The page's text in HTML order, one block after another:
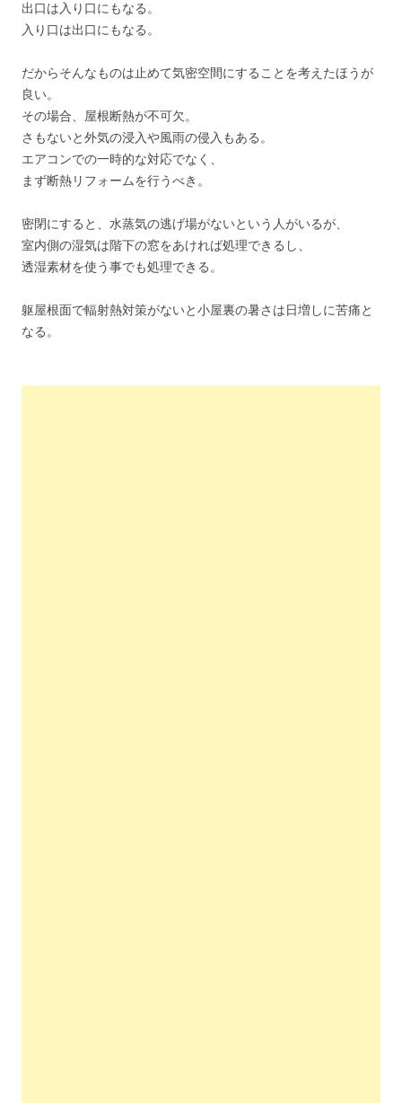
出口は入り口にもなる。
入り口は出口にもなる。
だからそんなものは止めて気密空間にすることを考えたほうが
良い。
その場合、屋根断熱が不可欠。
さもないと外気の浸入や風雨の侵入もある。
エアコンでの一時的な対応でなく、
まず断熱リフォームを行うべき。
密閉にすると、水蒸気の逃げ場がないという人がいるが、
室内側の湿気は階下の窓をあければ処理できるし、
透湿素材を使う事でも処理できる。
躯屋根面で輻射熱対策がないと小屋裏の暑さは日増しに苦痛と
なる。